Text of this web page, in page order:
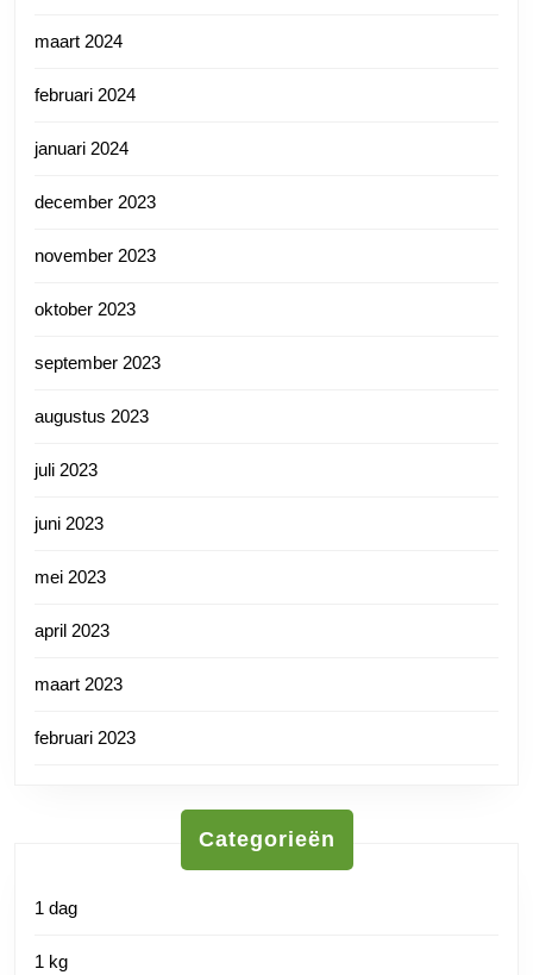
maart 2024
februari 2024
januari 2024
december 2023
november 2023
oktober 2023
september 2023
augustus 2023
juli 2023
juni 2023
mei 2023
april 2023
maart 2023
februari 2023
Categorieën
1 dag
1 kg